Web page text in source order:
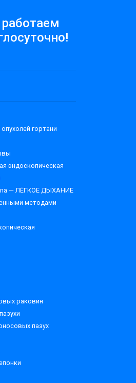
гортани
эндоскопическая
— ЛЁГКОЕ ДЫХАНИЕ
методами
раковин
пазух